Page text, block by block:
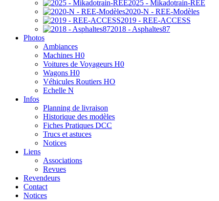
2025 - Mikadotrain-REE
2020-N - REE-Modèles
2019 - REE-ACCESS
2018 - Asphaltes87
Photos
Ambiances
Machines H0
Voitures de Voyageurs H0
Wagons H0
Véhicules Routiers HO
Echelle N
Infos
Planning de livraison
Historique des modèles
Fiches Pratiques DCC
Trucs et astuces
Notices
Liens
Associations
Revues
Revendeurs
Contact
Notices